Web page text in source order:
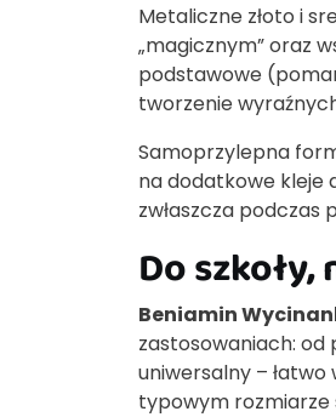
Metaliczne złoto i
„magicznym” oraz
podstawowe
tworzenie
Samoprzylepna
na dodatkowe kleje
zwłaszcza podczas
Do
Beniamin
zastosowaniach:
uniwersalny –
typowym rozmiarze